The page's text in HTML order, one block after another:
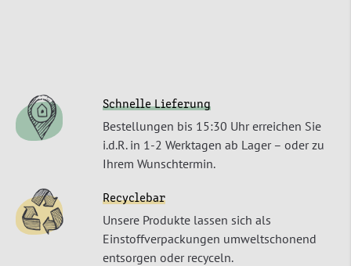
Schnelle Lieferung
Bestellungen bis 15:30 Uhr erreichen Sie
i.d.R. in 1-2 Werktagen ab Lager – oder zu
Ihrem Wunschtermin.
Recyclebar
Unsere Produkte lassen sich als
Einstoffverpackungen umweltschonend
entsorgen oder recyceln.